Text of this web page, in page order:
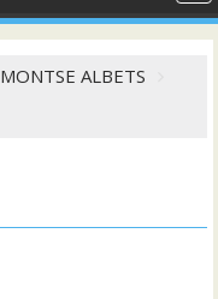
MONTSE ALBETS